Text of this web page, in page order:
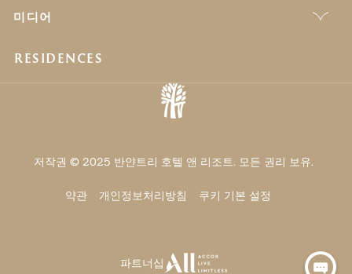
미디어
RESIDENCES
저작권 © 2025 반얀트리 호텔 앤 리조트. 모든 권리 보유.
약관 개인정보처리방침 쿠키 기본 설정
파트너십